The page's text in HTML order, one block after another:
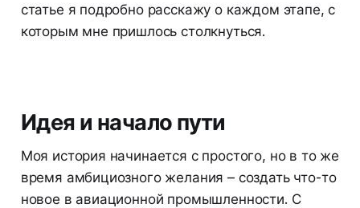
статье я подробно расскажу о каждом этапе, с
которым мне пришлось столкнуться.
Идея и начало пути
Моя история начинается с простого, но в то же
время амбициозного желания – создать что-то
новое в авиационной промышленности. С